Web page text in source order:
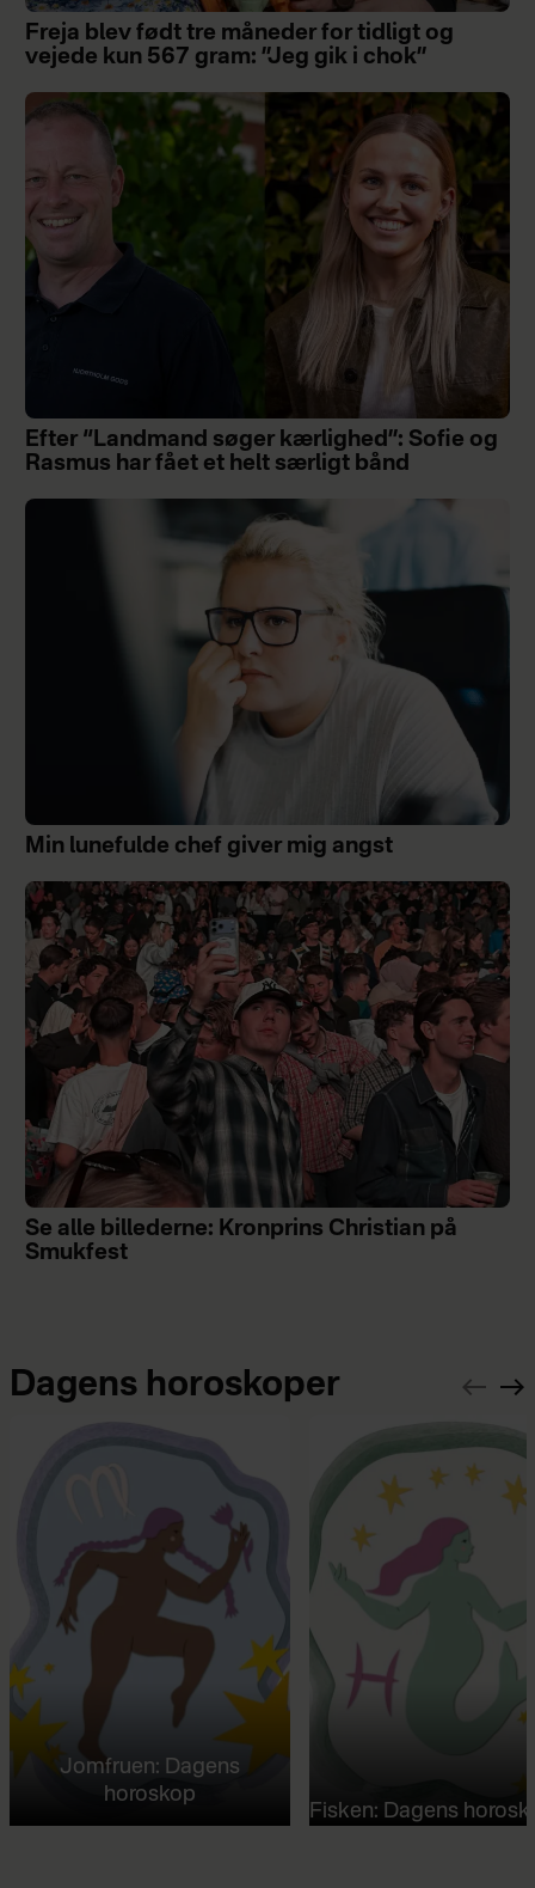
Freja blev født tre måneder for tidligt og
vejede kun 567 gram: ”Jeg gik i chok”
Efter “Landmand søger kærlighed”: Sofie og
Rasmus har fået et helt særligt bånd
Min lunefulde chef giver mig angst
Se alle billederne: Kronprins Christian på
Smukfest
Dagens horoskoper
Jomfruen: Dagens
horoskop
Fisken: Dagens